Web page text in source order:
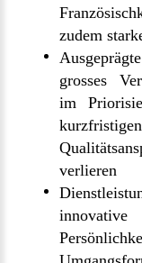
zudem
grosses
im
verlieren